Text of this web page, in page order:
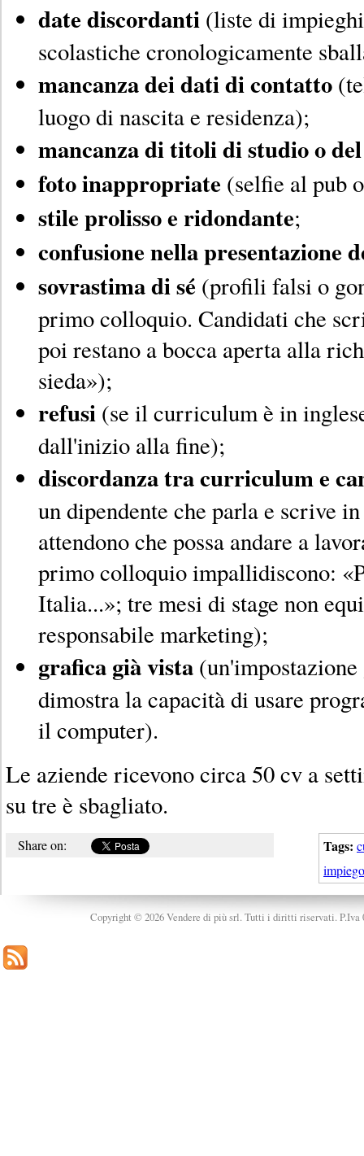
date discordanti (liste di
scolastiche cronologicamente
mancanza dei dati di contatto
luogo di nascita e residenza);
mancanza di titoli di studio o
foto inappropriate (selfie al pub
stile prolisso e ridondante;
confusione nella presentazione
sovrastima di sé (profili falsi o
primo colloquio. Candidati che
poi restano a bocca aperta alla
sieda»);
refusi (se il curriculum è in
dall'inizio alla fine);
discordanza tra curriculum e
un dipendente che parla e scrive
attendono che possa andare a
primo colloquio impallidiscono:
Italia...»; tre mesi di stage non
responsabile marketing);
grafica già vista
dimostra la capacità di usare
il computer).
Le aziende ricevono circa 50 cv a
su tre è sbagliato.
Tags:
impiego
Share on:
Copyright © 2026 Vendere di più srl. Tutti i diritti riservati. P.Iva